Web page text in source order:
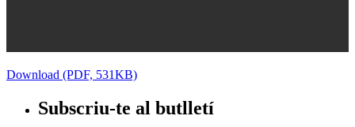
Download (PDF, 531KB)
Subscriu-te al butlletí